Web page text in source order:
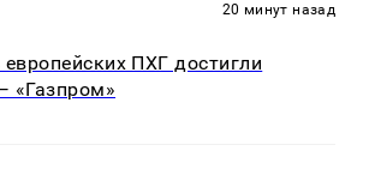
20 минут назад
ПХГ достигли
«Газпром»